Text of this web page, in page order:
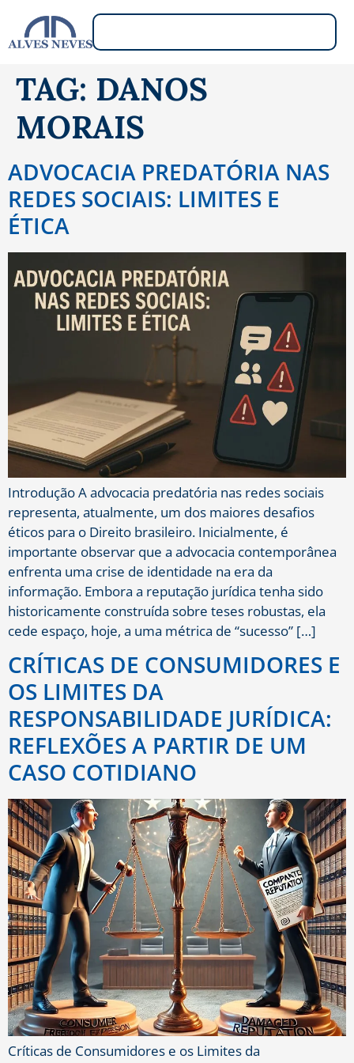
TAG: DANOS
MORAIS
ADVOCACIA PREDATÓRIA NAS
REDES SOCIAIS: LIMITES E
ÉTICA
Introdução A advocacia predatória nas redes sociais
representa, atualmente, um dos maiores desafios
éticos para o Direito brasileiro. Inicialmente, é
importante observar que a advocacia contemporânea
enfrenta uma crise de identidade na era da
informação. Embora a reputação jurídica tenha sido
historicamente construída sobre teses robustas, ela
cede espaço, hoje, a uma métrica de “sucesso” […]
CRÍTICAS DE CONSUMIDORES E
OS LIMITES DA
RESPONSABILIDADE JURÍDICA:
REFLEXÕES A PARTIR DE UM
CASO COTIDIANO
Críticas de Consumidores e os Limites da